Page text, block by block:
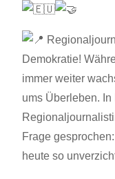
R
Demokratie!
immer weiter
ums Überleben.
Frage
heute so